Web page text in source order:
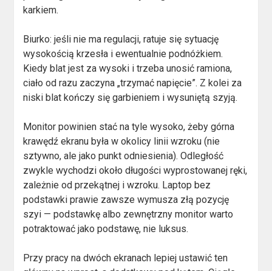
karkiem.
Biurko: jeśli nie ma regulacji, ratuje się sytuację
wysokością krzesła i ewentualnie podnóżkiem.
Kiedy blat jest za wysoki i trzeba unosić ramiona,
ciało od razu zaczyna „trzymać napięcie”. Z kolei za
niski blat kończy się garbieniem i wysuniętą szyją.
Monitor powinien stać na tyle wysoko, żeby górna
krawędź ekranu była w okolicy linii wzroku (nie
sztywno, ale jako punkt odniesienia). Odległość
zwykle wychodzi około długości wyprostowanej ręki,
zależnie od przekątnej i wzroku. Laptop bez
podstawki prawie zawsze wymusza złą pozycję
szyi — podstawkę albo zewnętrzny monitor warto
potraktować jako podstawę, nie luksus.
Przy pracy na dwóch ekranach lepiej ustawić ten